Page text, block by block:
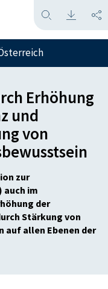
Erhöhung
und
von
zur
im
der
Stärkung von
auf allen Ebenen der